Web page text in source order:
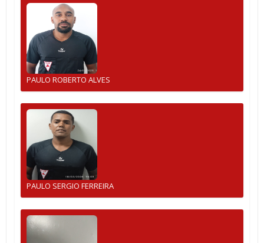
PAULO ROBERTO ALVES
PAULO SERGIO FERREIRA